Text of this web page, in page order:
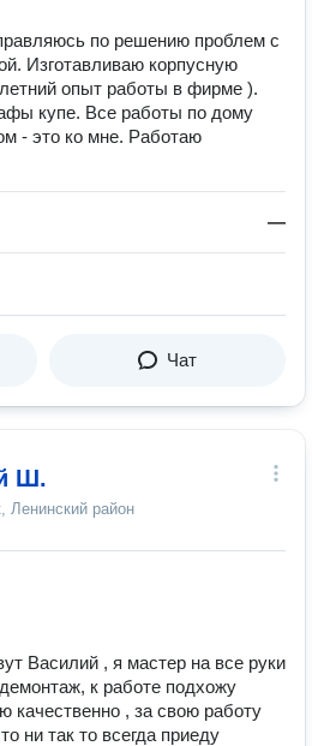
по решению проблем с
Изготавливаю корпусную
опыт работы в фирме ).
купе. Все работы по дому
- это ко мне. Работаю
—
Чат
Ш.
Ленинский район
Василий , я мастер на все руки
к работе подхожу
качественно , за свою работу
ни так то всегда приеду